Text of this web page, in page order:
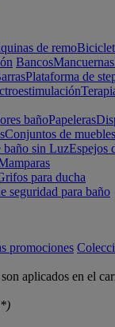
de remo
BancosMancuernas
Plataforma de
bañoPapeleras
Conjuntos de
baño sin LuzEspejos
para ducha
seguridad para baño
promociones
aplicados en el